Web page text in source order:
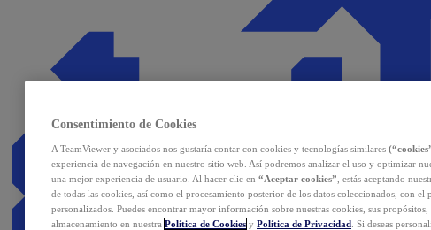
Consentimiento de Cookies
A TeamViewer y asociados nos gustaría contar con cookies y tecnologías similares
experiencia de navegación en nuestro sitio web. Así podremos analizar el uso y optimizar
una mejor experiencia de usuario. Al hacer clic en “Aceptar cookies” , estás aceptando
de todas las cookies, así como el procesamiento posterior de los datos coleccionados, con
personalizados. Puedes encontrar mayor información sobre nuestras cookies, sus
almacenamiento en nuestra Política de Cookies y Política de Privacidad . Si deseas